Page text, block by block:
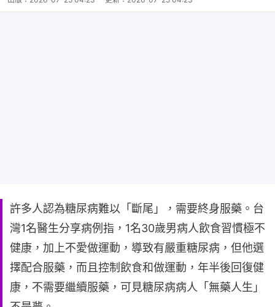
許多人認為糖尿病難以「斷尾」，需要終身服藥。台
灣1名醫生分享病例指，1名30歲男病人飲食習慣極不
健康，加上不愛做運動，導致有嚴重糖尿病，但他選
擇配合服藥，而且控制飲食和做運動，年半後回復健
康，不需要繼續服藥，可見糖尿病病人「無藥人生」